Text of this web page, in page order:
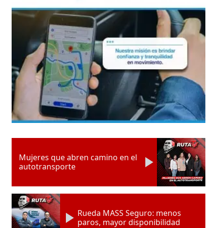
Mujeres que abren camino en el
autotransporte
Rueda MASS Seguro: menos
paros, mayor disponibilidad